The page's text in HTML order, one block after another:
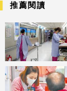
推薦閱讀